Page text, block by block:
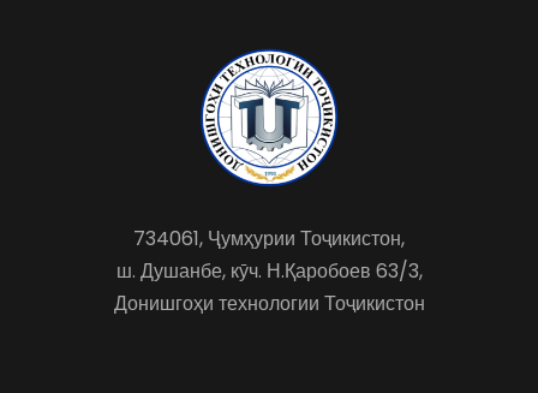
734061, Ҷумҳурии Тоҷикистон,
ш. Душанбе, кӯч. Н.Қаробоев 63/3,
Донишгоҳи технологии Тоҷикистон